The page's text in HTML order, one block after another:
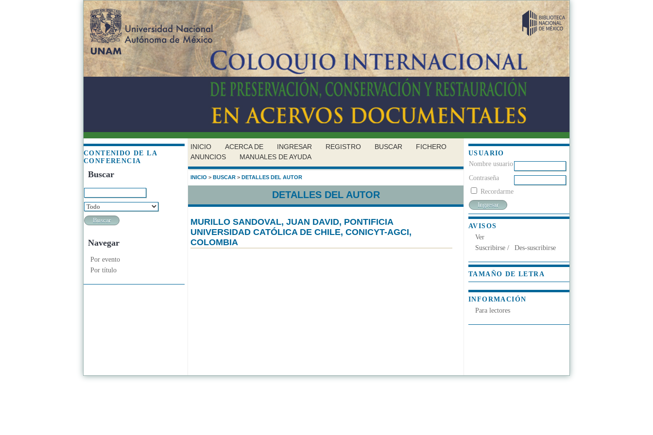
CONTENIDO DE LA
CONFERENCIA
Buscar
Navegar
Por evento
Por título
USUARIO
Nombre usuario
Contraseña
Recordarme
AVISOS
Ver
Suscribirse / Des-suscribirse
TAMAÑO DE LETRA
INFORMACIÓN
Para lectores
INICIO ACERCA DE INGRESAR REGISTRO BUSCAR
FICHERO
ANUNCIOS
MANUALES DE AYUDA
INICIO > BUSCAR > DETALLES DEL AUTOR
DETALLES DEL AUTOR
MURILLO SANDOVAL, JUAN DAVID, PONTIFICIA
UNIVERSIDAD CATÓLICA DE CHILE, CONICYT-AGCI,
COLOMBIA